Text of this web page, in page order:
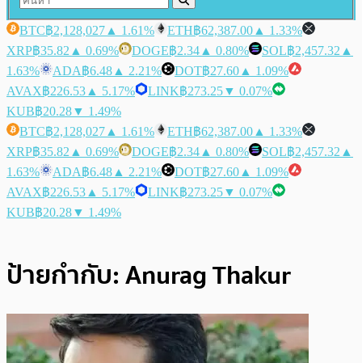
BTC฿2,128,027 ▲ 1.61% ETH฿62,387.00 ▲ 1.33%
XRP฿35.82 ▲ 0.69% DOGE฿2.34 ▲ 0.80% SOL฿2,457.32 ▲
1.63%
ADA฿6.48 ▲ 2.21% DOT฿27.60 ▲ 1.09%
AVAX฿226.53 ▲ 5.17% LINK฿273.25▼ 0.07%
KUB฿20.28▼ 1.49%
BTC฿2,128,027 ▲ 1.61% ETH฿62,387.00 ▲ 1.33%
XRP฿35.82 ▲ 0.69% DOGE฿2.34 ▲ 0.80% SOL฿2,457.32 ▲
1.63%
ADA฿6.48 ▲ 2.21% DOT฿27.60 ▲ 1.09%
AVAX฿226.53 ▲ 5.17% LINK฿273.25▼ 0.07%
KUB฿20.28▼ 1.49%
ป้ายกำกับ:Anurag Thakur